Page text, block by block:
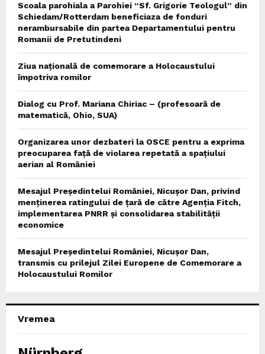
Scoala parohiala a Parohiei “Sf. Grigorie Teologul” din
Schiedam/Rotterdam beneficiaza de fonduri
nerambursabile din partea Departamentului pentru
Romanii de Pretutindeni
Ziua națională de comemorare a Holocaustului
împotriva romilor
Dialog cu Prof. Mariana Chiriac – (profesoară de
matematică, Ohio, SUA)
Organizarea unor dezbateri la OSCE pentru a exprima
preocuparea față de violarea repetată a spațiului
aerian al României
Mesajul Președintelui României, Nicușor Dan, privind
menținerea ratingului de țară de către Agenția Fitch,
implementarea PNRR și consolidarea stabilității
economice
Mesajul Președintelui României, Nicușor Dan,
transmis cu prilejul Zilei Europene de Comemorare a
Holocaustului Romilor
Vremea